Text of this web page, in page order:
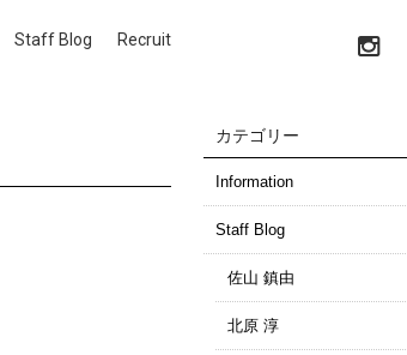
Staff Blog Recruit
カテゴリー
Information
Staff Blog
佐山 鎮由
北原 淳